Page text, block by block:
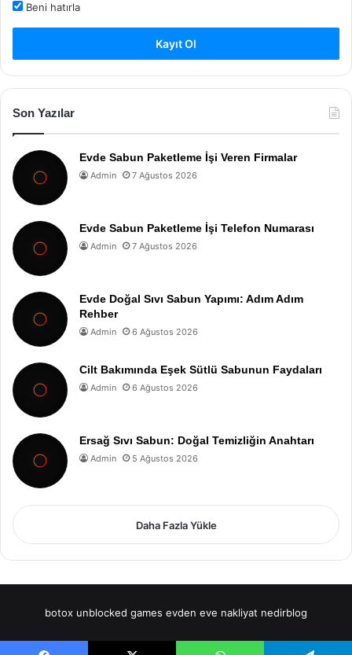
Beni hatırla
Kayıt Ol
Son Yazılar
Evde Sabun Paketleme İşi Veren Firmalar
Admin 7 Ağustos 2026
Evde Sabun Paketleme İşi Telefon Numarası
Admin 7 Ağustos 2026
Evde Doğal Sıvı Sabun Yapımı: Adım Adım
Rehber
Admin 6 Ağustos 2026
Cilt Bakımında Eşek Sütlü Sabunun Faydaları
Admin 6 Ağustos 2026
Ersağ Sıvı Sabun: Doğal Temizliğin Anahtarı
Admin 5 Ağustos 2026
Daha Fazla Yükle
botox unblocked games evden eve nakliyat nedirblog